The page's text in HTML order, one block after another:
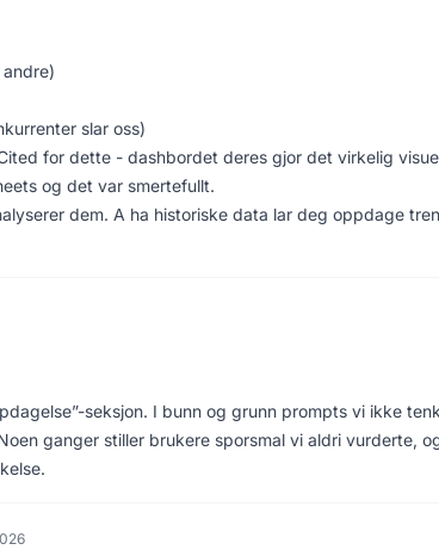
slar oss)
for dette - dashbordet deres gjor det virkelig
og det var smertefullt.
dem. A ha historiske data lar deg oppdage
seksjon. I bunn og grunn prompts vi ikke
ganger stiller brukere sporsmal vi aldri vurderte,